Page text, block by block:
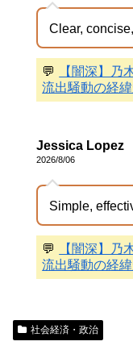
Clear,
💬
【闇深】乃
流出騒動の経
Jessica Lopez
2026/8/06
Simple,
💬
【闇深】乃
流出騒動の経
社会経済・政治